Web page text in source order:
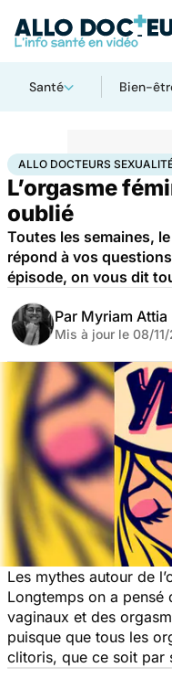
Santé Bien-
AccueilBien-êtreSexoAllo
ALLO DOCTEURS
L’orgasme
oublié
Toutes les semaines,
répond à vos
épisode, on vous dit
Par Myriam Attia
Mis à jour le 08/
Les mythes autour de
Longtemps on a pensé
vaginaux et des
puisque que tous les
clitoris, que ce soit par